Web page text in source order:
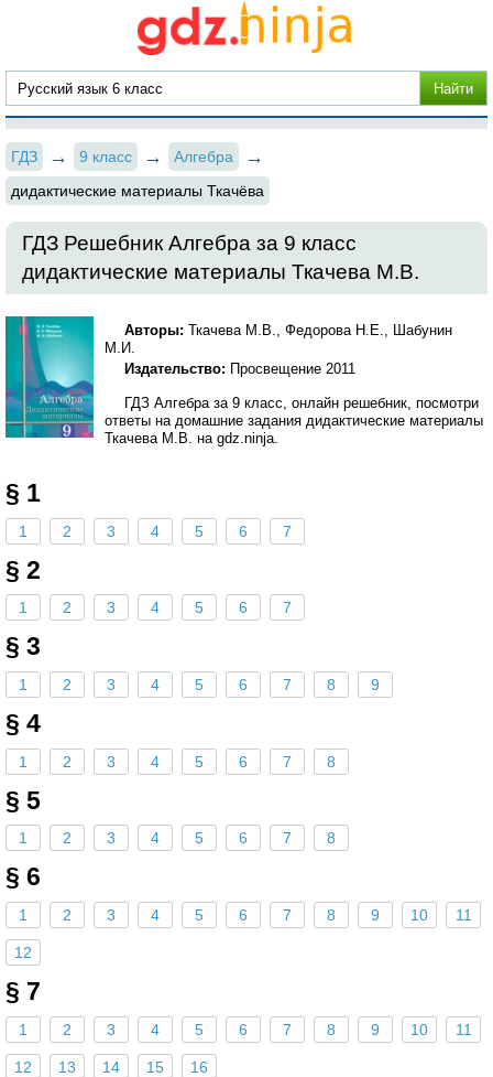
ГДЗ 9 класс
Алгебра
дидактические материалы Ткачёва
ГДЗ Решебник Алгебра за 9 класс
дидактические материалы Ткачева М.В.
Авторы: Ткачева М.В., Федорова Н.Е., Шабунин
М.И.
Издательство: Просвещение 2011
ГДЗ Алгебра за 9 класс, онлайн решебник, посмотри
ответы на домашние задания дидактические материалы
Ткачева М.В. на gdz.ninja.
§ 1
1 2 3 4 5 6 7
§ 2
1 2 3 4 5 6 7
§ 3
1 2 3 4 5 6 7 8 9
§ 4
1 2 3 4 5 6 7 8
§ 5
1 2 3 4 5 6 7 8
§ 6
1 2 3 4 5 6 7 8 9 10 11
12
§ 7
1 2 3 4 5 6 7 8 9 10 11
12 13 14 15 16